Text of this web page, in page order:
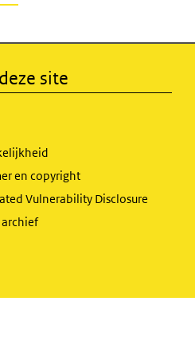
site
en copyright
Vulnerability Disclosure